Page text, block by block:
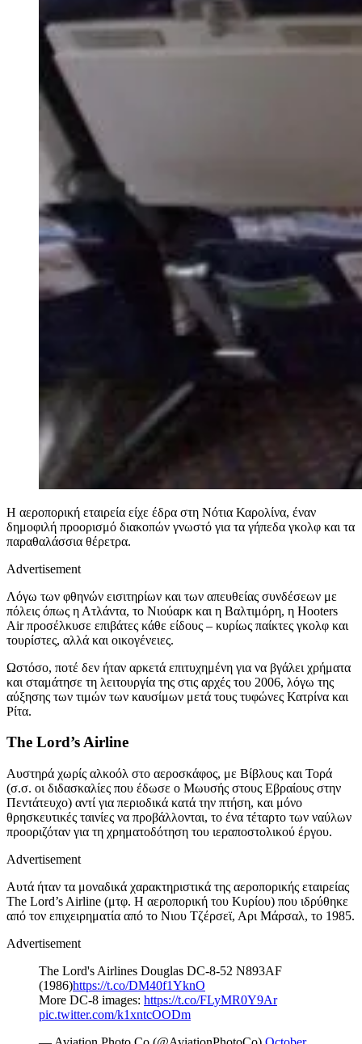
Η αεροπορική εταιρεία είχε έδρα στη Νότια Καρολίνα, έναν
δημοφιλή προορισμό διακοπών γνωστό για τα γήπεδα γκολφ και τα
παραθαλάσσια θέρετρα.
Advertisement
Λόγω των φθηνών εισιτηρίων και των απευθείας συνδέσεων με
πόλεις όπως η Ατλάντα, το Νιούαρκ και η Βαλτιμόρη, η Hooters
Air προσέλκυσε επιβάτες κάθε είδους – κυρίως παίκτες γκολφ και
τουρίστες, αλλά και οικογένειες.
Ωστόσο, ποτέ δεν ήταν αρκετά επιτυχημένη για να βγάλει χρήματα
και σταμάτησε τη λειτουργία της στις αρχές του 2006, λόγω της
αύξησης των τιμών των καυσίμων μετά τους τυφώνες Κατρίνα και
Ρίτα.
The Lord’s Airline
Αυστηρά χωρίς αλκοόλ στο αεροσκάφος, με Βίβλους και Τορά
(σ.σ. οι διδασκαλίες που έδωσε ο Μωυσής στους Εβραίους στην
Πεντάτευχο) αντί για περιοδικά κατά την πτήση, και μόνο
θρησκευτικές ταινίες να προβάλλονται, το ένα τέταρτο των ναύλων
προοριζόταν για τη χρηματοδότηση του ιεραποστολικού έργου.
Advertisement
Αυτά ήταν τα μοναδικά χαρακτηριστικά της αεροπορικής εταιρείας
The Lord’s Airline (μτφ. Η αεροπορική του Κυρίου) που ιδρύθηκε
από τον επιχειρηματία από το Νιου Τζέρσεϊ, Αρι Μάρσαλ, το 1985.
Advertisement
The Lord's Airlines Douglas DC-8-52 N893AF
(1986)https://t.co/DM40f1YknO
More DC-8 images: https://t.co/FLyMR0Y9Ar
pic.twitter.com/k1xntcOODm